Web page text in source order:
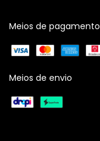
Meios de pagamento
Meios de envio